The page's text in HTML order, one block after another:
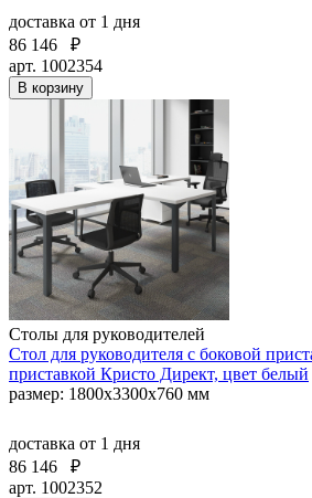
доставка от 1 дня
86 146
₽
арт. 1002354
В корзину
Столы для руководителей
Стол для руководителя с боковой
приставкой Кристо Директ, цвет белый
размер: 1800х3300х760 мм
доставка от 1 дня
86 146
₽
арт. 1002352